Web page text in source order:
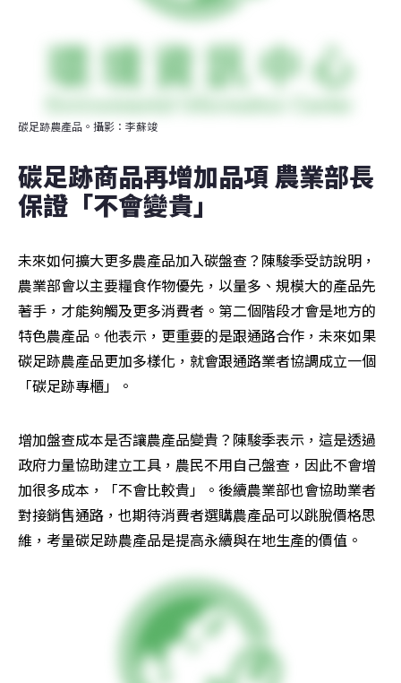
碳足跡農產品。攝影：李蘇竣
碳足跡商品再增加品項 農業部長
保證「不會變貴」
未來如何擴大更多農產品加入碳盤查？陳駿季受訪說明，
農業部會以主要糧食作物優先，以量多、規模大的產品先
著手，才能夠觸及更多消費者。第二個階段才會是地方的
特色農產品。他表示，更重要的是跟通路合作，未來如果
碳足跡農產品更加多樣化，就會跟通路業者協調成立一個
「碳足跡專櫃」。
增加盤查成本是否讓農產品變貴？陳駿季表示，這是透過
政府力量協助建立工具，農民不用自己盤查，因此不會增
加很多成本，「不會比較貴」。後續農業部也會協助業者
對接銷售通路，也期待消費者選購農產品可以跳脫價格思
維，考量碳足跡農產品是提高永續與在地生產的價值。